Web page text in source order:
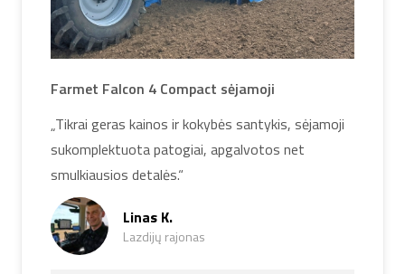
Farmet Falcon 4 Compact sėjamoji
„Tikrai geras kainos ir kokybės santykis, sėjamoji
sukomplektuota patogiai, apgalvotos net
smulkiausios detalės.“
Linas K.
Lazdijų rajonas